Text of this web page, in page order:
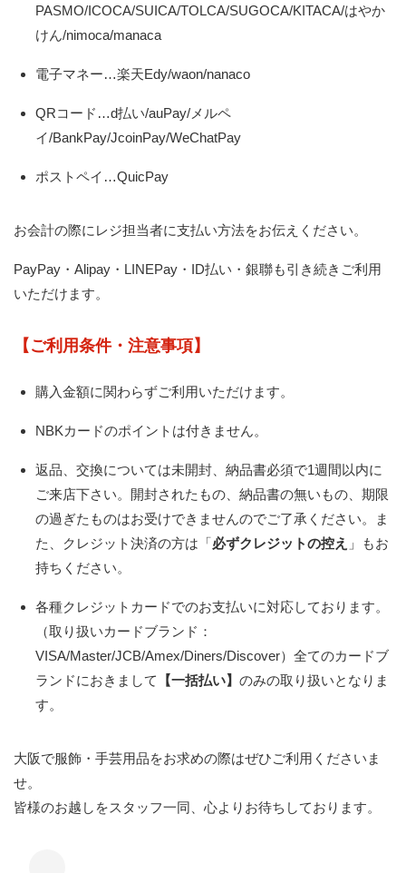
PASMO/ICOCA/SUICA/TOLCA/SUGOCA/KITACA/はやか
けん/nimoca/manaca
電子マネー…楽天Edy/waon/nanaco
QRコード…d払い/auPay/メルペ
イ/BankPay/JcoinPay/WeChatPay
ポストペイ…QuicPay
お会計の際にレジ担当者に支払い方法をお伝えください。
PayPay・Alipay・LINEPay・ID払い・銀聯も引き続きご利用
いただけます。
【ご利用条件・注意事項】
購入金額に関わらずご利用いただけます。
NBKカードのポイントは付きません。
返品、交換については未開封、納品書必須で1週間以内に
ご来店下さい。開封されたもの、納品書の無いもの、期限
の過ぎたものはお受けできませんのでご了承ください。ま
た、クレジット決済の方は「必ずクレジットの控え 」もお
持ちください。
各種クレジットカードでのお支払いに対応しております。
（取り扱いカードブランド：
VISA/Master/JCB/Amex/Diners/Discover）全てのカードブ
ランドにおきまして
【一括払い】 のみの取り扱いとなりま
す。
大阪で服飾・手芸用品をお求めの際はぜひご利用くださいま
せ。
皆様のお越しをスタッフ一同、心よりお待ちしております。